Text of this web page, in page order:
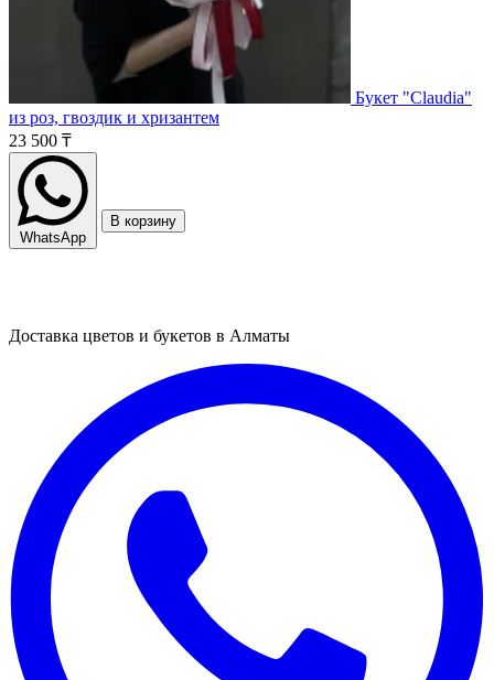
Букет "Claudia"
из роз, гвоздик и хризантем
23 500 ₸
WhatsApp
В корзину
Доставка цветов и букетов в Алматы